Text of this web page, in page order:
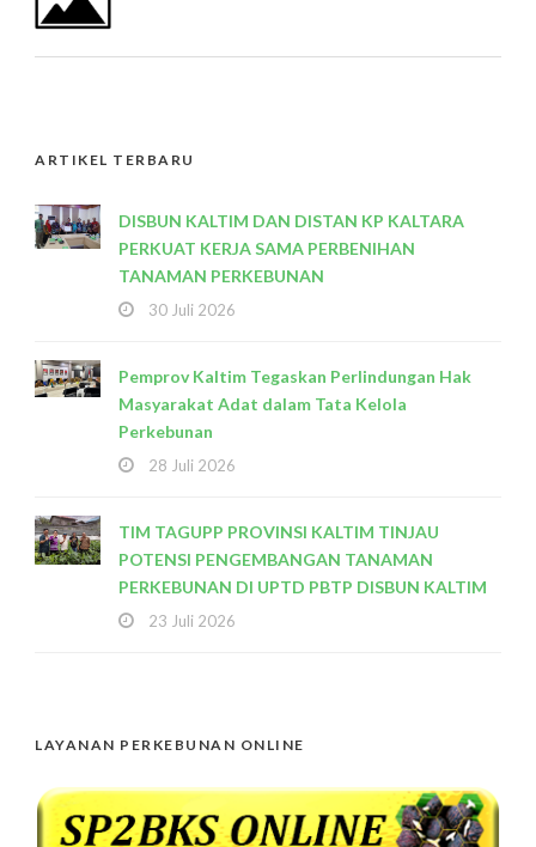
ARTIKEL TERBARU
DISBUN KALTIM DAN DISTAN KP KALTARA
PERKUAT KERJA SAMA PERBENIHAN
TANAMAN PERKEBUNAN
30 Juli 2026
Pemprov Kaltim Tegaskan Perlindungan Hak
Masyarakat Adat dalam Tata Kelola
Perkebunan
28 Juli 2026
TIM TAGUPP PROVINSI KALTIM TINJAU
POTENSI PENGEMBANGAN TANAMAN
PERKEBUNAN DI UPTD PBTP DISBUN KALTIM
23 Juli 2026
LAYANAN PERKEBUNAN ONLINE